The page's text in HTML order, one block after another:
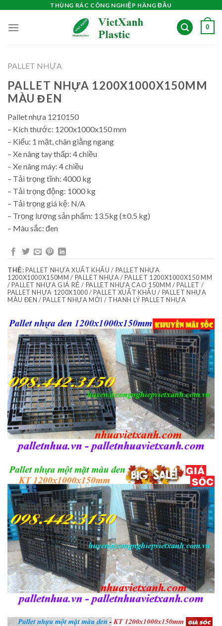
content
THÙNG RÁC CÔNG NGHIỆP HÀNG ĐẦU
0
PALLET NHỰA
PALLET NHỰA 1200X1000X150MM
MÀU ĐEN
Pallet nhựa 1210150
– Kích thước: 1200x1000x150 mm
– Kiểu: 1 mặt, chân giằng ngang
– Xe nâng tay thấp: 4 chiều
– Xe nâng máy: 4 chiều
– Tải trọng tĩnh: 4000 kg
– Tải trọng động: 1000 kg
– Tải trọng giá kệ: N/A
– Trọng lượng sản phẩm: 13.5kg (±0.5 kg)
– Màu sắc: đen
THẺ:PALLET NHỰA XUẤT KHẨU / PALLET NHỰA
1200X1000X150MM / PALLET NHỰA / PALLET 1200X1000X150 MM
/ PALLET NHỰA GIÁ RẺ / PALLET NHỰA CAO 150MM / PALLET /
PALLET NHỰA 1200X1000 / PALLET XUẤT KHẨU / PALLET NHỰA
MÀU ĐEN / PALLET NHỰA MỚI / THANH LÝ PALLET NHỰA